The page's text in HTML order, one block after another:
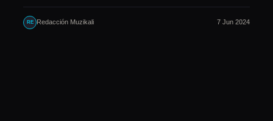
RE Redacción Muzikali 7 Jun 2024